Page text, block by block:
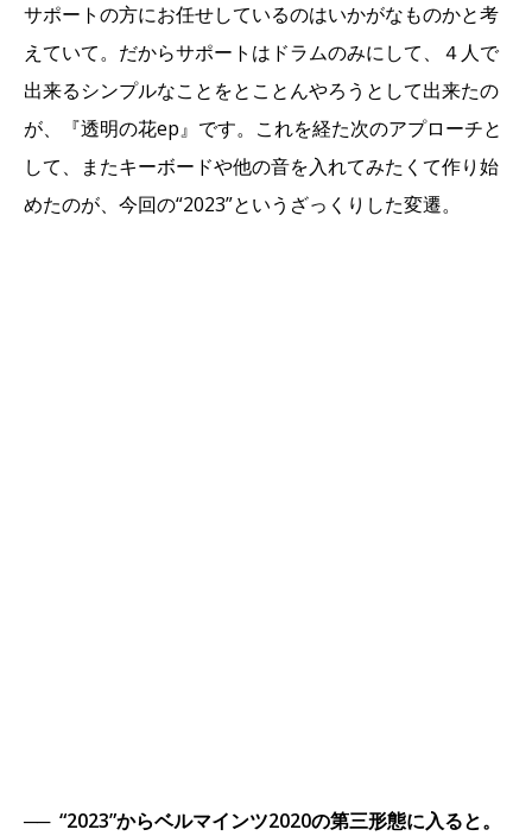
サポートの方にお任せしているのはいかがなものかと考
えていて。だからサポートはドラムのみにして、４人で
出来るシンプルなことをとことんやろうとして出来たの
が、『透明の花ep』です。これを経た次のアプローチと
して、またキーボードや他の音を入れてみたくて作り始
めたのが、今回の“2023”というざっくりした変遷。
── “2023”からベルマインツ2020の第三形態に入ると。